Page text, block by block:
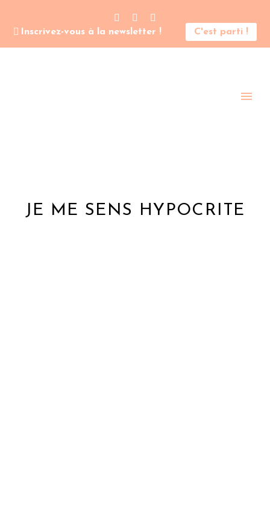
Inscrivez-vous à la newsletter ! C'est parti !
JE ME SENS HYPOCRITE